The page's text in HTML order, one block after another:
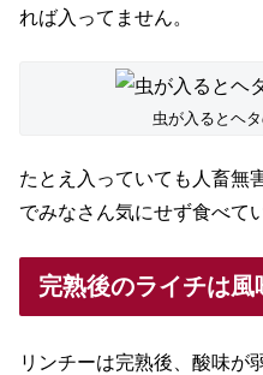
れば入ってません。
虫が入るとヘ
たとえ入っていても人畜無
でみなさん気にせず食べて
完熟後のライチは風
リンチーは完熟後、酸味が